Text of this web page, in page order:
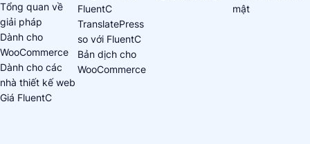
Tổng quan về
giải pháp
Dành cho
WooCommerce
Dành cho các
nhà thiết kế web
Giá FluentC
FluentC
TranslatePress
so với FluentC
Bản dịch cho
WooCommerce
mật